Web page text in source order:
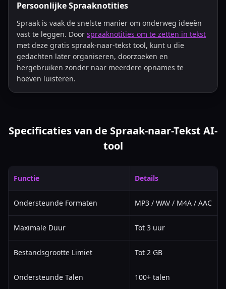
Persoonlijke Spraaknotities
Spraak is vaak de snelste manier om onderweg ideeën
vast te leggen. Door spraaknotities om te zetten in tekst
met deze gratis spraak-naar-tekst tool, kunt u die
gedachten later organiseren, doorzoeken en
hergebruiken zonder naar meerdere opnames te
hoeven luisteren.
Specificaties van de Spraak-naar-Tekst AI-
tool
Functie Details
Ondersteunde Formaten MP3 / WAV / M4A / AAC
Maximale Duur Tot 3 uur
Bestandsgrootte Limiet Tot 2 GB
Ondersteunde Talen 100+ talen